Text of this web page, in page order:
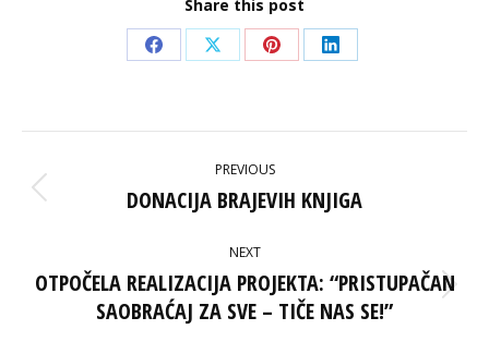
Share this post
Share
Facebook
Share
X
Share
Pinterest
Share
LinkedIn
NAVIGATION
PREVIOUS
Previous
DONACIJA BRAJEVIH KNJIGA
NEXT
Next
post:
OTPOČELA REALIZACIJA PROJEKTA: “PRISTUPAČAN
SAOBRAĆAJ ZA SVE – TIČE NAS SE!”